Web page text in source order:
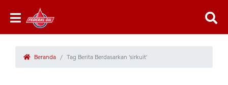
Beranda Tag Berita Berdasarkan 'sirkuit'